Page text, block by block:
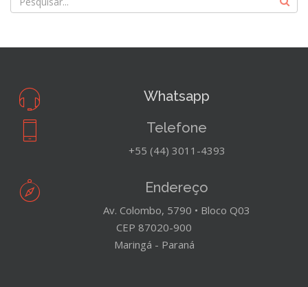
Whatsapp
Telefone
+55 (44) 3011-4393
Endereço
Av. Colombo, 5790 • Bloco Q03
CEP 87020-900
Maringá - Paraná